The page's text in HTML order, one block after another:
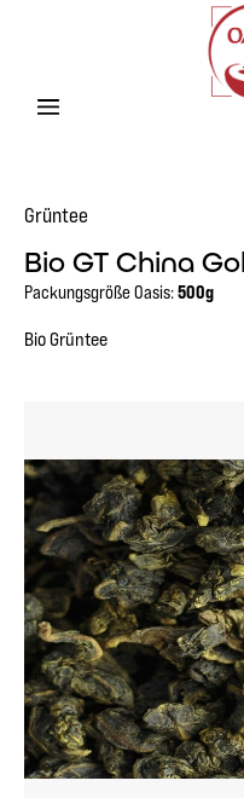
Grüntee
Bio GT China
Packungsgröße Oasis:500g
Bio Grüntee